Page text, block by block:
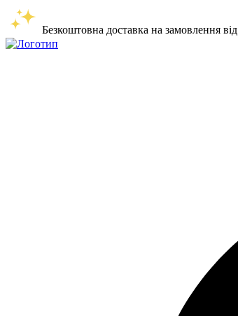
Безкоштовна доставка на замовлення від